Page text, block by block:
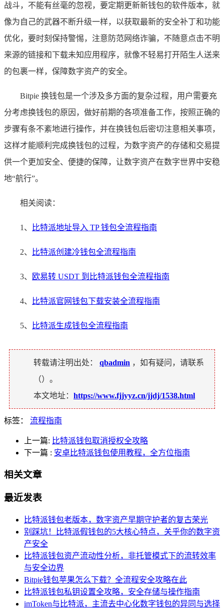
战斗，不能有丝毫的忽视，要定期更新新钱包的软件版本，就
像为自己的武器不断升级一样，以获取最新的安全补丁和功能
优化，要时刻保持警惕，注意防范网络诈骗，不随意点击不明
来源的链接和下载未知应用程序，就像不轻易打开陌生人送来
的包裹一样，保障数字资产的安全。
Bitpie 换钱包是一个涉及多方面的复杂过程，用户需要充
分考虑换钱包的原因，做好前期的各项准备工作，按照正确的
步骤有条不紊地进行操作，并在换钱包后密切注意相关事项，
这样才能顺利完成换钱包的过程，为数字资产的存储和交易提
供一个更加安全、便捷的保障，让数字资产在数字世界中安稳
地“航行”。
相关阅读：
1、 比特派地址导入 TP 钱包全流程指南
2、 比特派创建冷钱包全流程指南
3、 欧易转 USDT 到比特派钱包全流程指南
4、 比特派官网钱包下载安装全流程指南
5、 比特派生成钱包全流程指南
转载请注明出处： qbadmin ，如有疑问，请联系
（）。
本文地址： https://www.fjjyyz.cn/jjdj/1538.html
标签： 流程指南
上一篇: 比特派钱包取消授权全攻略
下一篇 : 安卓比特派钱包使用教程，全方位指南
相关文章
最近发表
比特派钱包老版本，数字资产早期守护者的复古荣光
别踩坑！比特派假钱包的5大核心特点，关乎你的数字资
产安全
比特派钱包资产流动性分析，非托管模式下的流转效率
与安全边界
Bitpie钱包苹果怎么下载？全流程安全攻略在此
比特派钱包私钥设置全攻略，安全存储与操作指南
imToken与比特派，主流去中心化数字钱包的异同与选择